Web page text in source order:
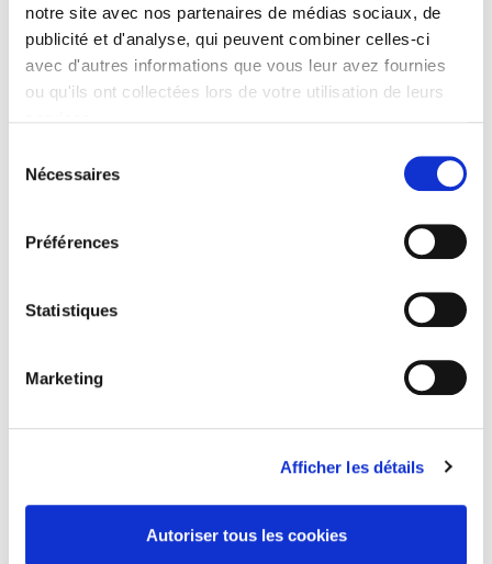
notre site avec nos partenaires de médias sociaux, de
publicité et d'analyse, qui peuvent combiner celles-ci
avec d'autres informations que vous leur avez fournies
ou qu'ils ont collectées lors de votre utilisation de leurs
Nécessaires
Préférences
Statistiques
Marketing
Afficher les détails
Autoriser tous les cookies
2018
200.0 M€
IXO 3
2013
2011